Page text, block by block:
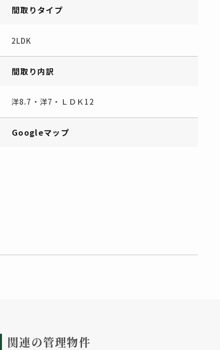
間取りタイプ
2LDK
間取り内訳
洋8.7・洋7・ＬＤＫ12
Googleマップ
関連の管理物件